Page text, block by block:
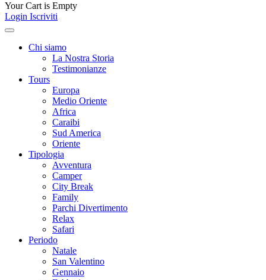
Your Cart is Empty
Login Iscriviti
Chi siamo
La Nostra Storia
Testimonianze
Tours
Europa
Medio Oriente
Africa
Caraibi
Sud America
Oriente
Tipologia
Avventura
Camper
City Break
Family
Parchi Divertimento
Relax
Safari
Periodo
Natale
San Valentino
Gennaio